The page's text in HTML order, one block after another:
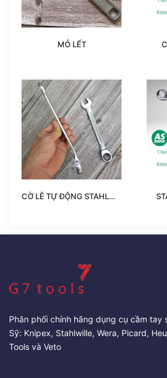
MỎ LẾT
CỜ LÊ TỰ ĐỘNG STAHLWILLE
Phân phối chính hãng dụng cụ cầm
Sỹ: Knipex, Stahlwille, Wera, Picard,
Tools và Veto